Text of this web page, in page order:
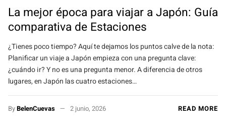
La mejor época para viajar a Japón: Guía
comparativa de Estaciones
¿Tienes poco tiempo? Aquí te dejamos los puntos calve de la nota:
Planificar un viaje a Japón empieza con una pregunta clave:
¿cuándo ir? Y no es una pregunta menor. A diferencia de otros
lugares, en Japón las cuatro estaciones…
ByBelenCuevas 2 junio, 2026 READ MORE